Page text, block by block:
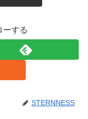
ーする
STERNNESS